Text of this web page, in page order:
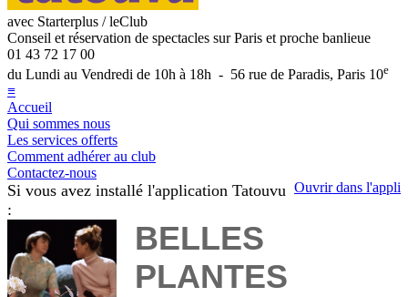
avec Starterplus / leClub
Conseil et réservation de spectacles sur Paris et proche banlieue
01 43 72 17 00
du Lundi au Vendredi de 10h à 18h - 56 rue de Paradis, Paris 10e
≡
Accueil
Qui sommes nous
Les services offerts
Comment adhérer au club
Contactez-nous
Ouvrir dans l'appli
Si vous avez installé l'application Tatouvu
:
BELLES
PLANTES